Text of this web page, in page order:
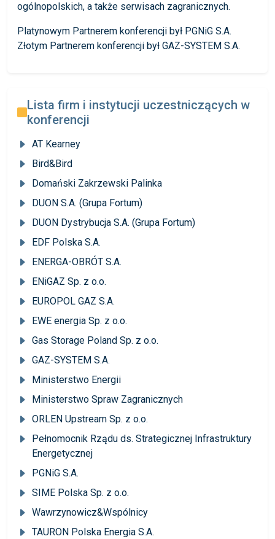
ogólnopolskich, a także serwisach zagranicznych.
Platynowym Partnerem konferencji był PGNiG S.A.
Złotym Partnerem konferencji był GAZ-SYSTEM S.A.
Lista firm i instytucji uczestniczących w
konferencji
AT Kearney
Bird&Bird
Domański Zakrzewski Palinka
DUON S.A. (Grupa Fortum)
DUON Dystrybucja S.A. (Grupa Fortum)
EDF Polska S.A.
ENERGA-OBRÓT S.A.
ENiGAZ Sp. z o.o.
EUROPOL GAZ S.A.
EWE energia Sp. z o.o.
Gas Storage Poland Sp. z o.o.
GAZ-SYSTEM S.A.
Ministerstwo Energii
Ministerstwo Spraw Zagranicznych
ORLEN Upstream Sp. z o.o.
Pełnomocnik Rządu ds. Strategicznej Infrastruktury
Energetycznej
PGNiG S.A.
SIME Polska Sp. z o.o.
Wawrzynowicz&Wspólnicy
TAURON Polska Energia S.A.